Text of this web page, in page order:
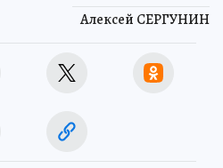
Алексей СЕРГУНИН